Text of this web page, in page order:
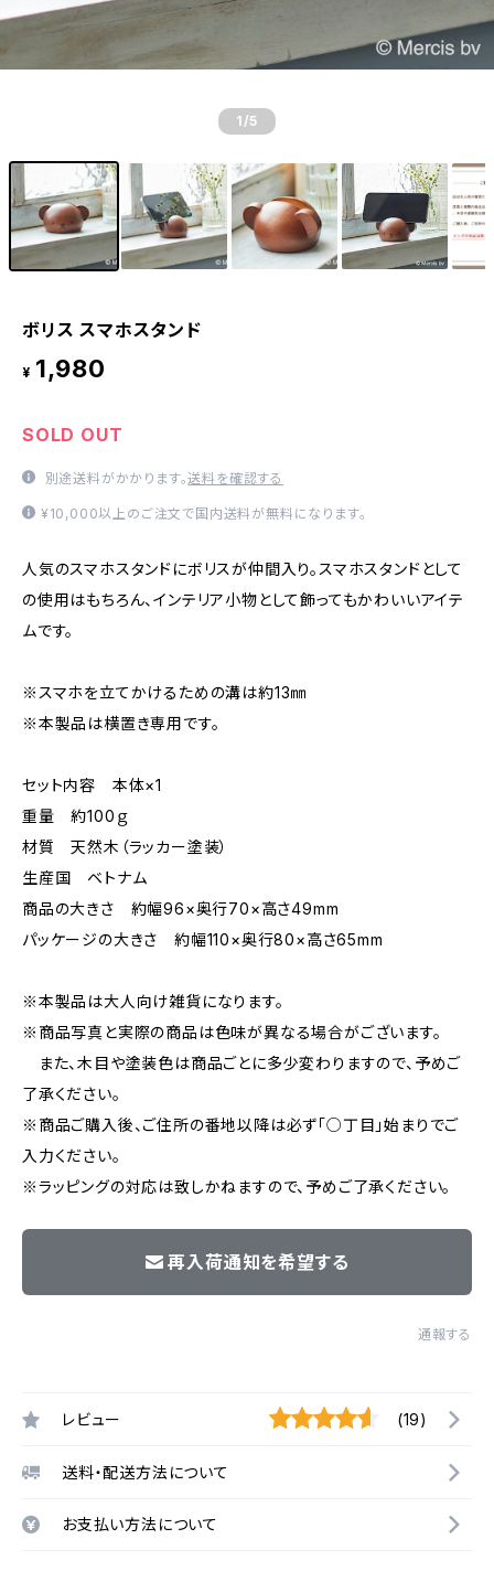
1 /5
ボリス スマホスタンド
¥ 1,980
SOLD OUT
別途送料がかかります。送料を確認する
¥10,000以上のご注文で国内送料が無料になります。
人気のスマホスタンドにボリスが仲間入り。スマホスタンドとして
の使用はもちろん、インテリア小物として飾ってもかわいいアイテ
ムです。
※スマホを立てかけるための溝は約13㎜
※本製品は横置き専用です。
セット内容 本体×1
重量 約100ｇ
材質 天然木（ラッカー塗装）
生産国 ベトナム
商品の大きさ 約幅96×奥行70×高さ49mm
パッケージの大きさ 約幅110×奥行80×高さ65mm
※本製品は大人向け雑貨になります。
※商品写真と実際の商品は色味が異なる場合がございます。
また、木目や塗装色は商品ごとに多少変わりますので、予めご
了承ください。
※商品ご購入後、ご住所の番地以降は必ず「○丁目」始まりでご
入力ください。
※ラッピングの対応は致しかねますので、予めご了承ください。
再入荷通知を希望する
通報する
レビュー (19)
送料・配送方法について
お支払い方法について